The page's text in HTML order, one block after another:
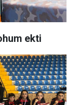
ekti